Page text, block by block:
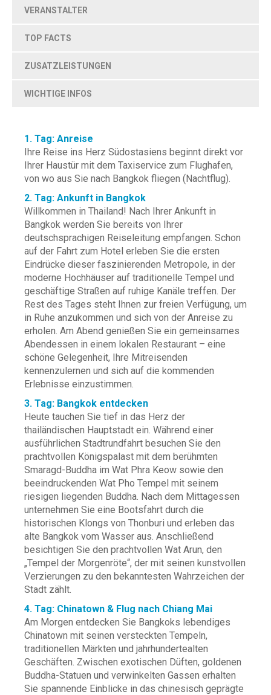
VERANSTALTER
TOP FACTS
ZUSATZLEISTUNGEN
WICHTIGE INFOS
1. Tag: Anreise
Ihre Reise ins Herz Südostasiens beginnt direkt vor
Ihrer Haustür mit dem Taxiservice zum Flughafen,
von wo aus Sie nach Bangkok fliegen (Nachtflug).
2. Tag: Ankunft in Bangkok
Willkommen in Thailand! Nach Ihrer Ankunft in
Bangkok werden Sie bereits von Ihrer
deutschsprachigen Reiseleitung empfangen. Schon
auf der Fahrt zum Hotel erleben Sie die ersten
Eindrücke dieser faszinierenden Metropole, in der
moderne Hochhäuser auf traditionelle Tempel und
geschäftige Straßen auf ruhige Kanäle treffen. Der
Rest des Tages steht Ihnen zur freien Verfügung, um
in Ruhe anzukommen und sich von der Anreise zu
erholen. Am Abend genießen Sie ein gemeinsames
Abendessen in einem lokalen Restaurant – eine
schöne Gelegenheit, Ihre Mitreisenden
kennenzulernen und sich auf die kommenden
Erlebnisse einzustimmen.
3. Tag: Bangkok entdecken
Heute tauchen Sie tief in das Herz der
thailändischen Hauptstadt ein. Während einer
ausführlichen Stadtrundfahrt besuchen Sie den
prachtvollen Königspalast mit dem berühmten
Smaragd-Buddha im Wat Phra Keow sowie den
beeindruckenden Wat Pho Tempel mit seinem
riesigen liegenden Buddha. Nach dem Mittagessen
unternehmen Sie eine Bootsfahrt durch die
historischen Klongs von Thonburi und erleben das
alte Bangkok vom Wasser aus. Anschließend
besichtigen Sie den prachtvollen Wat Arun, den
„Tempel der Morgenröte“, der mit seinen kunstvollen
Verzierungen zu den bekanntesten Wahrzeichen der
Stadt zählt.
4. Tag: Chinatown & Flug nach Chiang Mai
Am Morgen entdecken Sie Bangkoks lebendiges
Chinatown mit seinen versteckten Tempeln,
traditionellen Märkten und jahrhundertealten
Geschäften. Zwischen exotischen Düften, goldenen
Buddha-Statuen und verwinkelten Gassen erhalten
Sie spannende Einblicke in das chinesisch geprägte